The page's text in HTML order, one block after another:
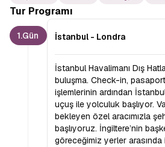
Tur Programı
1.Gün İstanbul - Londra
İstanbul Havalimanı Dış
buluşma. Check-in,
işlemlerinin ardından
uçuş ile yolculuk başlıyor.
bekleyen özel aracımızla
başlıyoruz. İngiltere’nin
göreceğimiz yerler arasında